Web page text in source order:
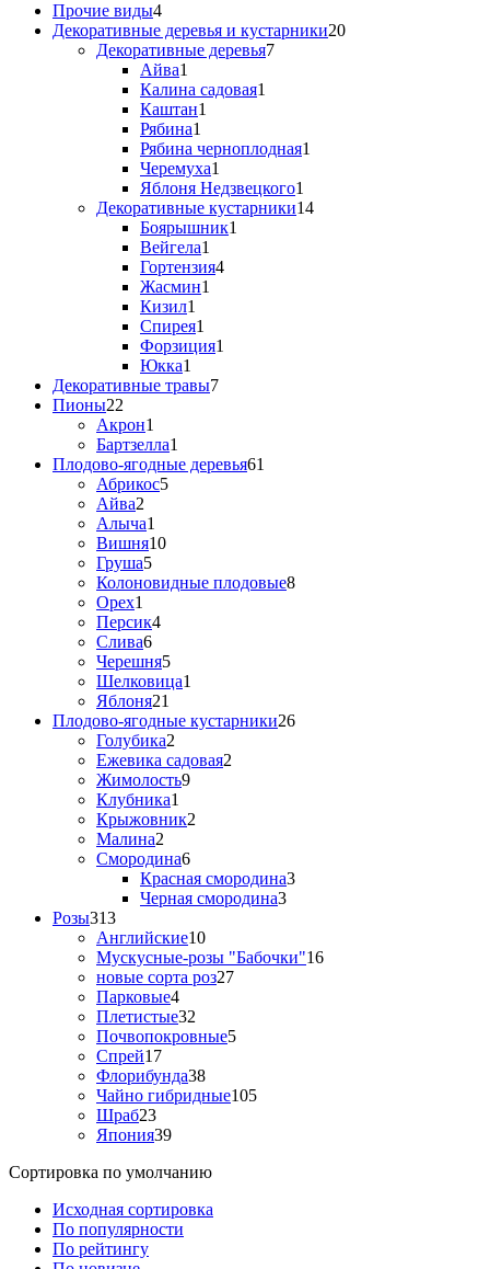
Прочие виды4
Декоративные деревья и кустарники20
Декоративные деревья7
Айва1
Калина садовая1
Каштан1
Рябина1
Рябина черноплодная1
Черемуха1
Яблоня Недзвецкого1
Декоративные кустарники14
Боярышник1
Вейгела1
Гортензия4
Жасмин1
Кизил1
Спирея1
Форзиция1
Юкка1
Декоративные травы7
Пионы22
Акрон1
Бартзелла1
Плодово-ягодные деревья61
Абрикос5
Айва2
Алыча1
Вишня10
Груша5
Колоновидные плодовые8
Орех1
Персик4
Слива6
Черешня5
Шелковица1
Яблоня21
Плодово-ягодные кустарники26
Голубика2
Ежевика садовая2
Жимолость9
Клубника1
Крыжовник2
Малина2
Смородина6
Красная смородина3
Черная смородина3
Розы313
Английские10
Мускусные-розы "Бабочки"16
новые сорта роз27
Парковые4
Плетистые32
Почвопокровные5
Спрей17
Флорибунда38
Чайно гибридные105
Шраб23
Япония39
Сортировка по умолчанию
Исходная сортировка
По популярности
По рейтингу